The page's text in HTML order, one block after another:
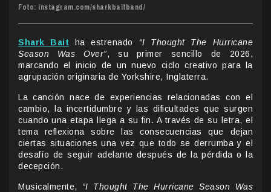
Foto: instagram.com/sharkbaitband/
Shark Bait ha estrenado “I Thought The Hurricane
Season Was Over”, su primer sencillo de 2026,
marcando el inicio de un nuevo ciclo creativo para la
agrupación originaria de Yorkshire, Inglaterra.
La canción nace de experiencias relacionadas con el
cambio, la incertidumbre y las dificultades que surgen
cuando una etapa llega a su fin. A través de su letra, el
tema reflexiona sobre las consecuencias que dejan
ciertas situaciones una vez que todo se derrumba y el
desafío de seguir adelante después de la pérdida o la
decepción.
Musicalmente, “I Thought The Hurricane Season Was